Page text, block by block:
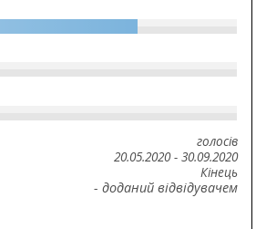
голосів
20.05.2020- 30.09.2020
Кінець
- доданий відвідувачем